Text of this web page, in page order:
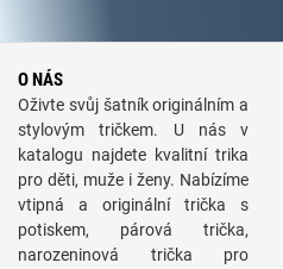
O NÁS
Oživte svůj šatník originálním a
stylovým tričkem. U nás v
katalogu najdete kvalitní trika
pro děti, muže i ženy. Nabízíme
vtipná a originální trička s
potiskem, párová trička,
narozeninová trička pro